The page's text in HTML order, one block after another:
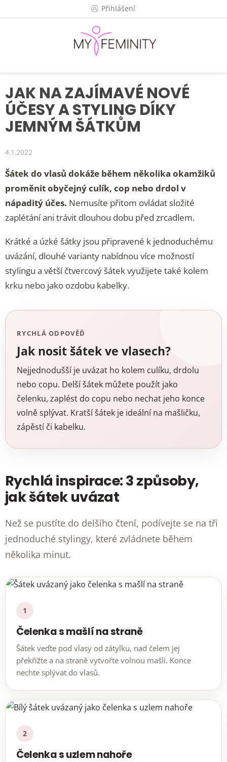
Přihlášení
JAK NA ZAJÍMAVÉ NOVÉ
ÚČESY A STYLING DÍKY
JEMNÝM ŠÁTKŮM
4.1.2022
Šátek do vlasů dokáže během několika okamžiků
proměnit obyčejný culík, cop nebo drdol v
nápaditý účes. Nemusíte přitom ovládat složité
zaplétání ani trávit dlouhou dobu před zrcadlem.
Krátké a úzké šátky jsou připravené k jednoduchému
uvázání, dlouhé varianty nabídnou více možností
stylingu a větší čtvercový šátek využijete také kolem
krku nebo jako ozdobu kabelky.
RYCHLÁ ODPOVĚĎ
Jak nosit šátek ve vlasech?
Nejjednodušší je uvázat ho kolem culíku, drdolu
nebo copu. Delší šátek můžete použít jako
čelenku, zaplést do copu nebo nechat jeho konce
volně splývat. Kratší šátek je ideální na mašličku,
zápěstí či kabelku.
Rychlá inspirace: 3 způsoby,
jak šátek uvázat
Než se pustíte do delšího čtení, podívejte se na tři
jednoduché stylingy, které zvládnete během
několika minut.
1
Čelenka s mašlí na straně
Šátek veďte pod vlasy od zátylku, nad čelem jej
překřižte a na straně vytvořte volnou mašli. Konce
nechte splývat do vlasů.
2
Čelenka s uzlem nahoře